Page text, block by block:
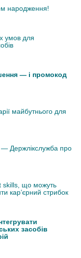
народження!
умов для
— і промокод
майбутнього для
— Держлікслужба про
skills, що можуть
кар’єрний стрибок
засобів